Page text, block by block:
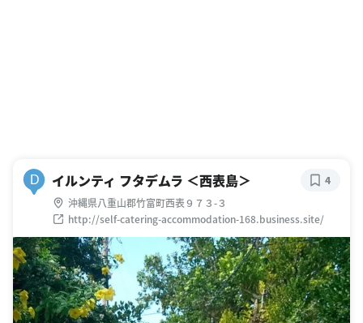
D イルンティ フタデムラ ＜西表島＞
沖縄県八重山郡竹富町西表９７３-３
http://self-catering-accommodation-168.business.site/
4